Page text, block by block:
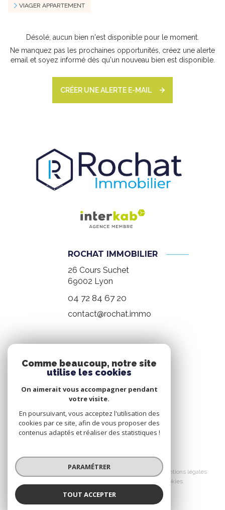
VIAGER APPARTEMENT
Désolé, aucun bien n'est disponible pour le moment.
Ne manquez pas les prochaines opportunités, créez une alerte
email et soyez informé dès qu'un nouveau bien est disponible.
CRÉER UNE ALERTE E-MAIL
ROCHAT IMMOBILIER
26 Cours Suchet
69002 Lyon
04 72 84 67 20
contact@rochat.immo
Nous suivre
© 2026 | Tous droits réservés
Mentions légales
Cookies
Comme beaucoup, notre site
utilise les cookies
On aimerait vous accompagner pendant
votre visite.
En poursuivant, vous acceptez l'utilisation des
cookies par ce site, afin de vous proposer des
contenus adaptés et réaliser des statistiques !
PARAMÉTRER
TOUT ACCEPTER